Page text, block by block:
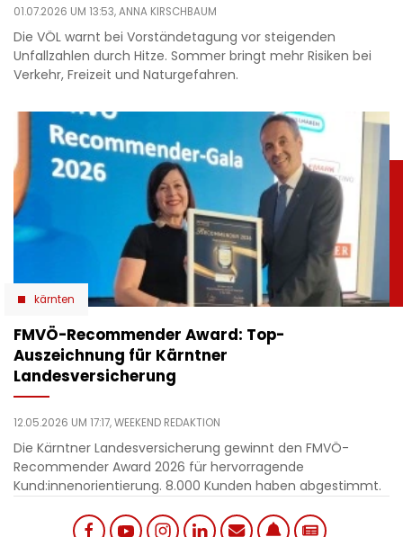
01.07.2026 UM 13:53,ANNA KIRSCHBAUM
Die VÖL warnt bei Vorständetagung vor steigenden
Unfallzahlen durch Hitze. Sommer bringt mehr Risiken bei
Verkehr, Freizeit und Naturgefahren.
kärnten
​FMVÖ-Recommender Award: Top-
Auszeichnung für Kärntner
Landesversicherung
12.05.2026 UM 17:17,WEEKEND REDAKTION
Die Kärntner Landesversicherung gewinnt den FMVÖ-
Recommender Award 2026 für hervorragende
Kund:innenorientierung. 8.000 Kunden haben abgestimmt.